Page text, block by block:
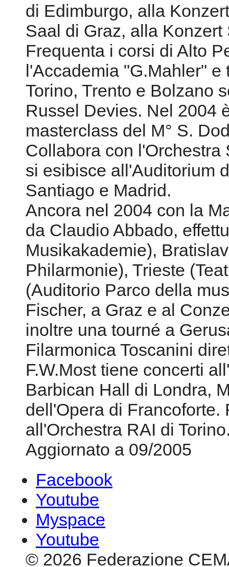
di Edimburgo, alla
Saal di Graz, alla
Frequenta i corsi di Alto
l'Accademia "G.Mahler"
Torino, Trento e Bolzano
Russel Devies. Nel 2004
masterclass del M° S.
Collabora con
si esibisce all'Auditorium
Santiago e Madrid.
Ancora nel 2004 con la
da Claudio Abbado,
Musikakademie),
Philarmonie), Trieste
(Auditorio Parco della
Fischer, a Graz e al
inoltre una tourné a
Filarmonica Toscanini
F.W.Most tiene concerti
Barbican Hall di Londra,
dell'Opera di
all'Orchestra RAI di
Aggiornato a 09/2005
Facebook
Youtube
Myspace
Youtube
© 2026 Federazione